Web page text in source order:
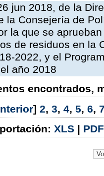
jun 2018, de la
la Consejería de
la que se
de residuos en la
2022, y el
año 2018
encontrados,
] 2, 3, 4, 5, 6,
XLS | PDF